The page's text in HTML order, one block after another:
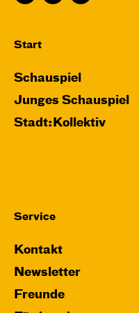
Do, 26.11. /
JUNGES
Das grüne
von Cornelia
Start
Schauspiel
Junges Schauspiel
Stadt:Kollektiv
Service
Kontakt
Newsletter
Freunde